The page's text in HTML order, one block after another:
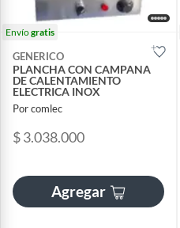
Envíogratis
GENERICO
PLANCHA CON CAMPANA
DE CALENTAMIENTO
ELECTRICA INOX
Por comlec
$ 3.038.000
Agregar